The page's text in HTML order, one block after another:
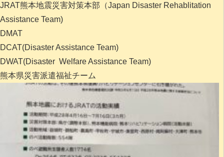
JRAT熊本地震災害対策本部（Japan Disaster Rehablitation
Assistance Team)
DMAT
DCAT(Disaster Assistance Team)
DWAT(Disaster Welfare Assistance Team)
熊本県災害派遣福祉チーム